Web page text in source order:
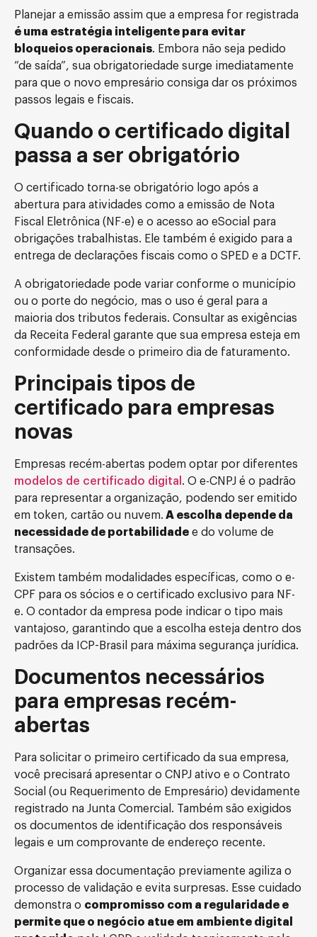
Planejar a emissão assim que a empresa for registrada
é uma estratégia inteligente para evitar
bloqueios operacionais. Embora não seja pedido
“de saída”, sua obrigatoriedade surge imediatamente
para que o novo empresário consiga dar os próximos
passos legais e fiscais.
Quando o certificado digital
passa a ser obrigatório
O certificado torna-se obrigatório logo após a
abertura para atividades como a emissão de Nota
Fiscal Eletrônica (NF-e) e o acesso ao eSocial para
obrigações trabalhistas. Ele também é exigido para a
entrega de declarações fiscais como o SPED e a DCTF.
A obrigatoriedade pode variar conforme o município
ou o porte do negócio, mas o uso é geral para a
maioria dos tributos federais. Consultar as exigências
da Receita Federal garante que sua empresa esteja em
conformidade desde o primeiro dia de faturamento.
Principais tipos de
certificado para empresas
novas
Empresas recém-abertas podem optar por diferentes
modelos de certificado digital . O e-CNPJ é o padrão
para representar a organização, podendo ser emitido
em token, cartão ou nuvem. A escolha depende da
necessidade de portabilidade e do volume de
transações.
Existem também modalidades específicas, como o e-
CPF para os sócios e o certificado exclusivo para NF-
e. O contador da empresa pode indicar o tipo mais
vantajoso, garantindo que a escolha esteja dentro dos
padrões da ICP-Brasil para máxima segurança jurídica.
Documentos necessários
para empresas recém-
abertas
Para solicitar o primeiro certificado da sua empresa,
você precisará apresentar o CNPJ ativo e o Contrato
Social (ou Requerimento de Empresário) devidamente
registrado na Junta Comercial. Também são exigidos
os documentos de identificação dos responsáveis
legais e um comprovante de endereço recente.
Organizar essa documentação previamente agiliza o
processo de validação e evita surpresas. Esse cuidado
demonstra o compromisso com a regularidade e
permite que o negócio atue em ambiente digital